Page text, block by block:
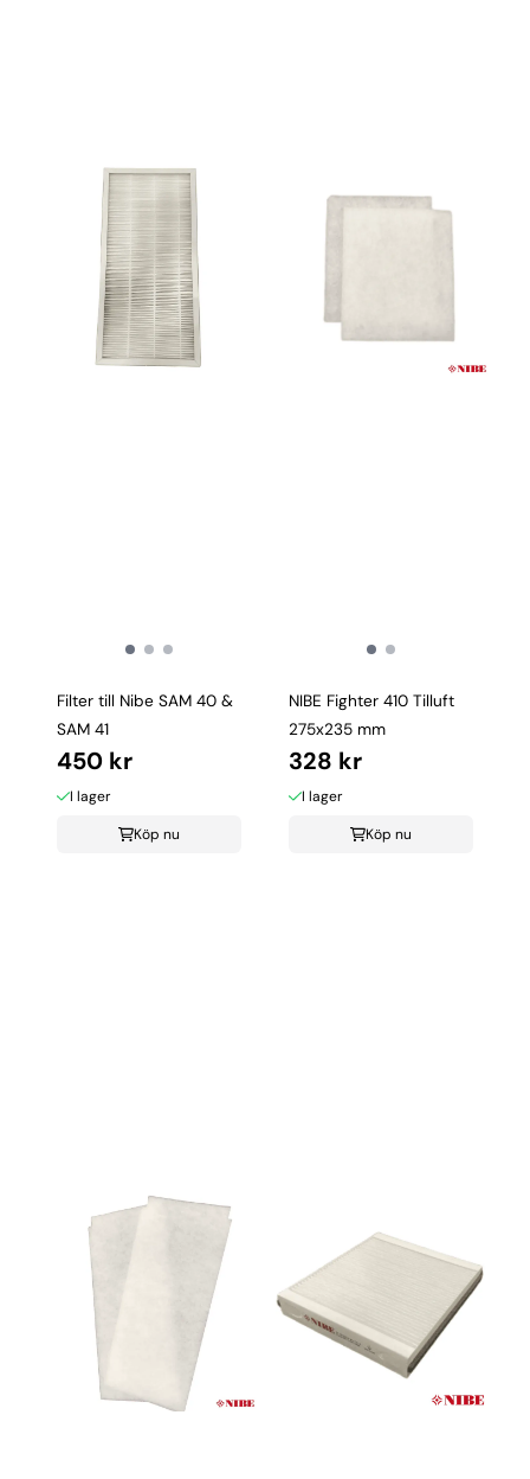
Filter till Nibe SAM 40 &
SAM 41
450 kr
I lager
Köp nu
NIBE Fighter 410 Tilluft
275x235 mm
328 kr
I lager
Köp nu